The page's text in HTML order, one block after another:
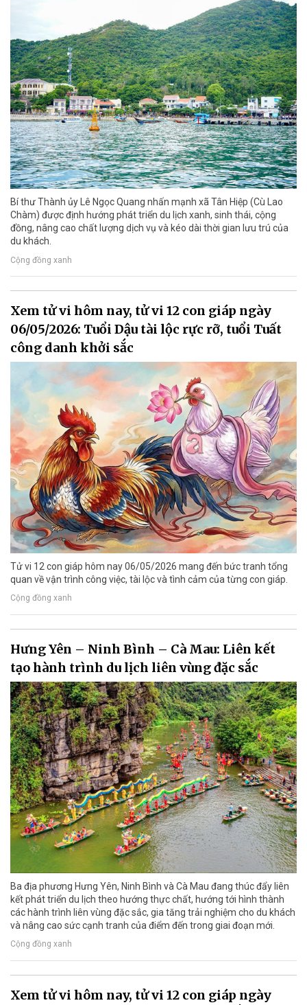
Bí thư Thành ủy Lê Ngọc Quang nhấn mạnh xã Tân Hiệp (Cù Lao
Chàm) được định hướng phát triển du lịch xanh, sinh thái, cộng
đồng, nâng cao chất lượng dịch vụ và kéo dài thời gian lưu trú của
du khách.
Cộng đồng xanh
Xem tử vi hôm nay, tử vi 12 con giáp ngày
06/05/2026: Tuổi Dậu tài lộc rực rỡ, tuổi Tuất
công danh khởi sắc
Tử vi 12 con giáp hôm nay 06/05/2026 mang đến bức tranh tổng
quan về vận trình công việc, tài lộc và tình cảm của từng con giáp.
Cộng đồng xanh
Hưng Yên – Ninh Bình – Cà Mau: Liên kết
tạo hành trình du lịch liên vùng đặc sắc
Ba địa phương Hưng Yên, Ninh Bình và Cà Mau đang thúc đẩy liên
kết phát triển du lịch theo hướng thực chất, hướng tới hình thành
các hành trình liên vùng đặc sắc, gia tăng trải nghiệm cho du khách
và nâng cao sức cạnh tranh của điểm đến trong giai đoạn mới.
Cộng đồng xanh
Xem tử vi hôm nay, tử vi 12 con giáp ngày